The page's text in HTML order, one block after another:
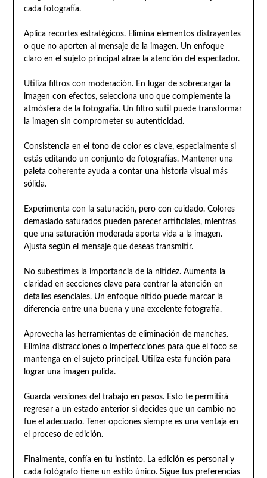
cada fotografía.
Aplica recortes estratégicos. Elimina elementos distrayentes
o que no aporten al mensaje de la imagen. Un enfoque
claro en el sujeto principal atrae la atención del espectador.
Utiliza filtros con moderación. En lugar de sobrecargar la
imagen con efectos, selecciona uno que complemente la
atmósfera de la fotografía. Un filtro sutil puede transformar
la imagen sin comprometer su autenticidad.
Consistencia en el tono de color es clave, especialmente si
estás editando un conjunto de fotografías. Mantener una
paleta coherente ayuda a contar una historia visual más
sólida.
Experimenta con la saturación, pero con cuidado. Colores
demasiado saturados pueden parecer artificiales, mientras
que una saturación moderada aporta vida a la imagen.
Ajusta según el mensaje que deseas transmitir.
No subestimes la importancia de la nitidez. Aumenta la
claridad en secciones clave para centrar la atención en
detalles esenciales. Un enfoque nítido puede marcar la
diferencia entre una buena y una excelente fotografía.
Aprovecha las herramientas de eliminación de manchas.
Elimina distracciones o imperfecciones para que el foco se
mantenga en el sujeto principal. Utiliza esta función para
lograr una imagen pulida.
Guarda versiones del trabajo en pasos. Esto te permitirá
regresar a un estado anterior si decides que un cambio no
fue el adecuado. Tener opciones siempre es una ventaja en
el proceso de edición.
Finalmente, confía en tu instinto. La edición es personal y
cada fotógrafo tiene un estilo único. Sigue tus preferencias